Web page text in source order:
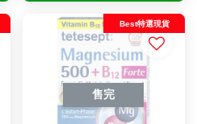
售完
Best特選現貨